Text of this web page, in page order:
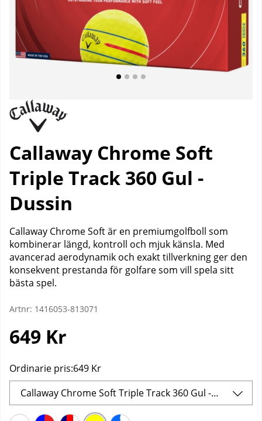
Callaway Chrome Soft
Triple Track 360 Gul -
Dussin
Callaway Chrome Soft är en premiumgolfboll som
kombinerar längd, kontroll och mjuk känsla. Med
avancerad aerodynamik och exakt tillverkning ger den
konsekvent prestanda för golfare som vill spela sitt
bästa spel.
Artnr: 1416053-813071
649 Kr
Ordinarie pris:649 Kr
Callaway Chrome Soft Triple Track 360 Gul - Dussin